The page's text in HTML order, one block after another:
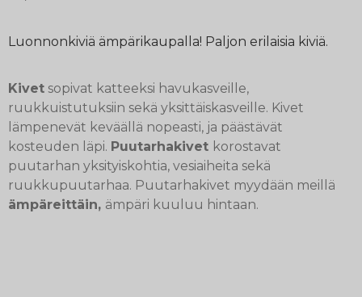
Luonnonkiviä ämpärikaupalla! Paljon erilaisia kiviä.
Kivet sopivat katteeksi havukasveille,
ruukkuistutuksiin sekä yksittäiskasveille. Kivet
lämpenevät keväällä nopeasti, ja päästävät
kosteuden läpi. Puutarhakivet korostavat
puutarhan yksityiskohtia, vesiaiheita sekä
ruukkupuutarhaa. Puutarhakivet myydään meillä
ämpäreittäin, ämpäri kuuluu hintaan.